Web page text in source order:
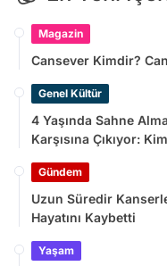
Magazin
Cansever Kimdir?
Genel Kültür
4 Yaşında Sahne
Karşısına Çıkıyor:
Gündem
Uzun Süredir
Hayatını Kaybetti
Yaşam